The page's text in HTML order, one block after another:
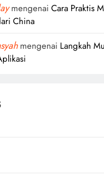
mengenai Cara Praktis
China
mengenai Langkah